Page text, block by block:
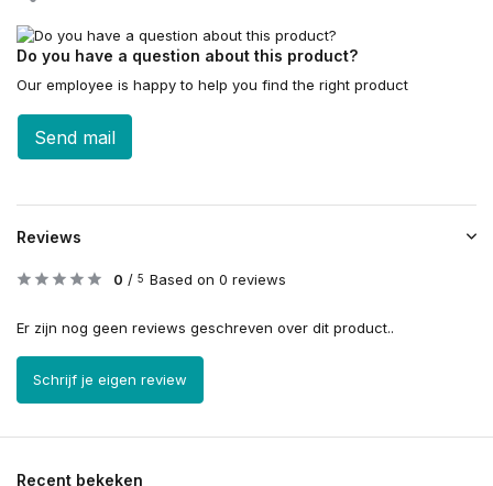
Do you have a question about this product?
Our employee is happy to help you find the right product
Send mail
Reviews
0 / 5 Based on 0 reviews
Er zijn nog geen reviews geschreven over dit product..
Schrijf je eigen review
Recent bekeken